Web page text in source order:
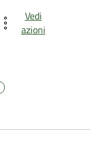
Vedi
azioni